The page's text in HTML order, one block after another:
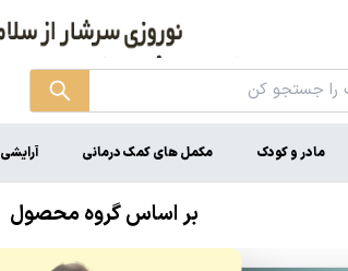
مادر و کودک مکمل های کمک درمانی آرایشی
بر اساس گروه محصول